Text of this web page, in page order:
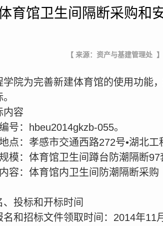
育馆卫生间隔断采购和
【 来源：资产与基建管理处 】
学院为完善新建体育馆的使用功能
内容
号：hbeu2014gkzb-055。
点：孝感市交通西路272号•湖北工
模：体育馆卫生间蹲台防潮隔断97
容：体育馆内卫生间防潮隔断采
、投标和开标时间
名和招标文件领取时间：2014年